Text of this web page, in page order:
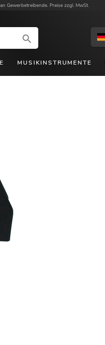
Gewerbetreibende. Preise zzgl. MwSt.
MUSIKINSTRUMENTE